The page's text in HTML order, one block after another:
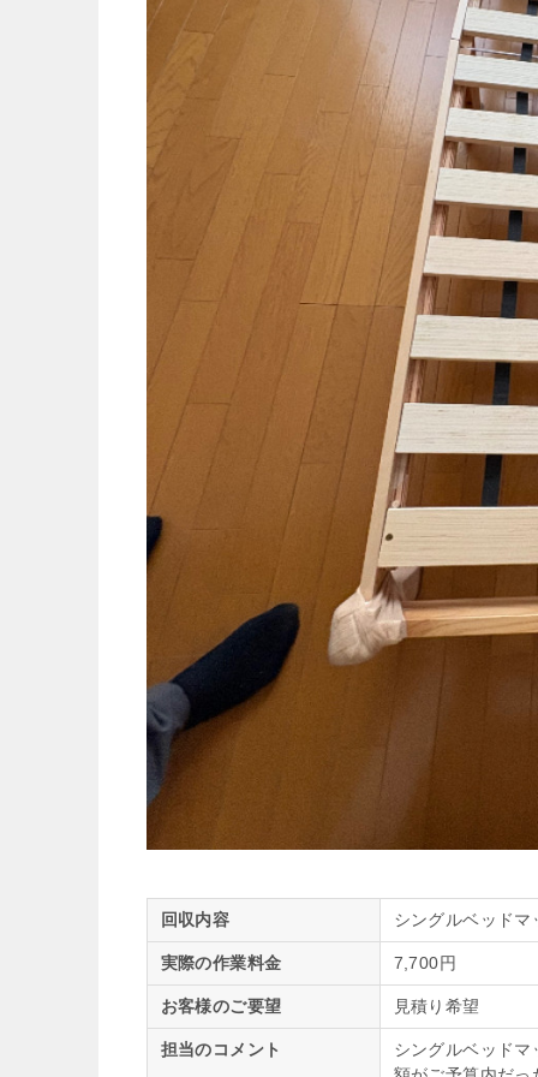
回収内容 シングルベッドマ
実際の作業料金 7,700円
お客様のご要望 見積り希望
担当のコメント
シングルベッド